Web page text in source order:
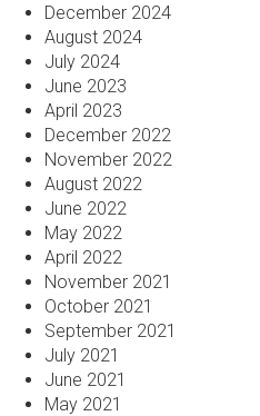
December 2024
August 2024
July 2024
June 2023
April 2023
December 2022
November 2022
August 2022
June 2022
May 2022
April 2022
November 2021
October 2021
September 2021
July 2021
June 2021
May 2021